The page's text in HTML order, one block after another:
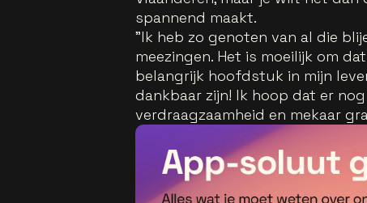
spannend maakt.
"Ik heb zo genoten van al die
meezingen. Het is moeilijk om
belangrijk hoofdstuk in mijn
dankbaar zijn! Ik hoop dat er
verdraagzaamheid en mekaar